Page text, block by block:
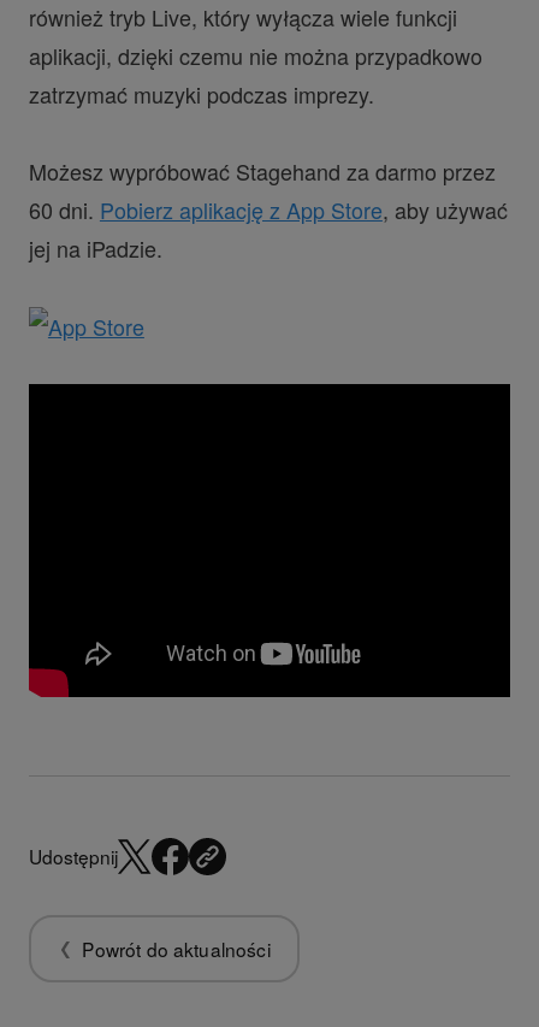
również tryb Live, który wyłącza wiele funkcji
aplikacji, dzięki czemu nie można przypadkowo
zatrzymać muzyki podczas imprezy.
Możesz wypróbować Stagehand za darmo przez
60 dni. Pobierz aplikację z App Store, aby używać
jej na iPadzie.
Udostępnij
Powrót do aktualności